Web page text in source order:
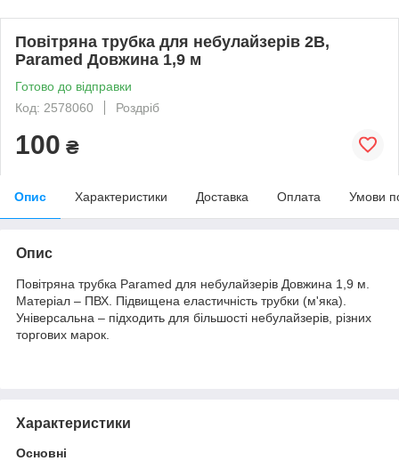
Повітряна трубка для небулайзерів 2B,
Paramed Довжина 1,9 м
Готово до відправки
Код: 2578060
Роздріб
100 ₴
Опис Характеристики Доставка Оплата Умови
Опис
Повітряна трубка Paramed для небулайзерів Довжина 1,9 м.
Матеріал – ПВХ. Підвищена еластичність трубки (м'яка).
Універсальна – підходить для більшості небулайзерів, різних
торгових марок.
Характеристики
Основні